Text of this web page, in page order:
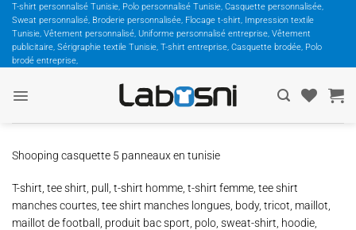
Passer
contenu
T-shirt personnalisé Tunisie, Polo personnalisé Tunisie, Casquette personnalisée,
Sweat personnalisé, Broderie personnalisée, Flocage t-shirt, Impression textile
Tunisie, Vêtement personnalisé, Uniforme personnalisé entreprise, Vêtement
publicitaire, Sérigraphie textile Tunisie, T-shirt entreprise, Casquette brodée, Polo
brodé entreprise,
Shooping casquette 5 panneaux en tunisie
T-shirt, tee shirt, pull, t-shirt homme, t-shirt femme, tee shirt
manches courtes, tee shirt manches longues, body, tricot, maillot,
maillot de football, produit bac sport, polo, sweat-shirt, hoodie,